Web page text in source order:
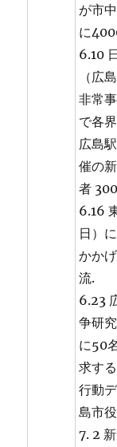
が市
に
6.10
（広
非常
で各
広島
催の
者
6.16
日）
かか
流.
6.23
争研
に50
求す
行動
島市
7. 2